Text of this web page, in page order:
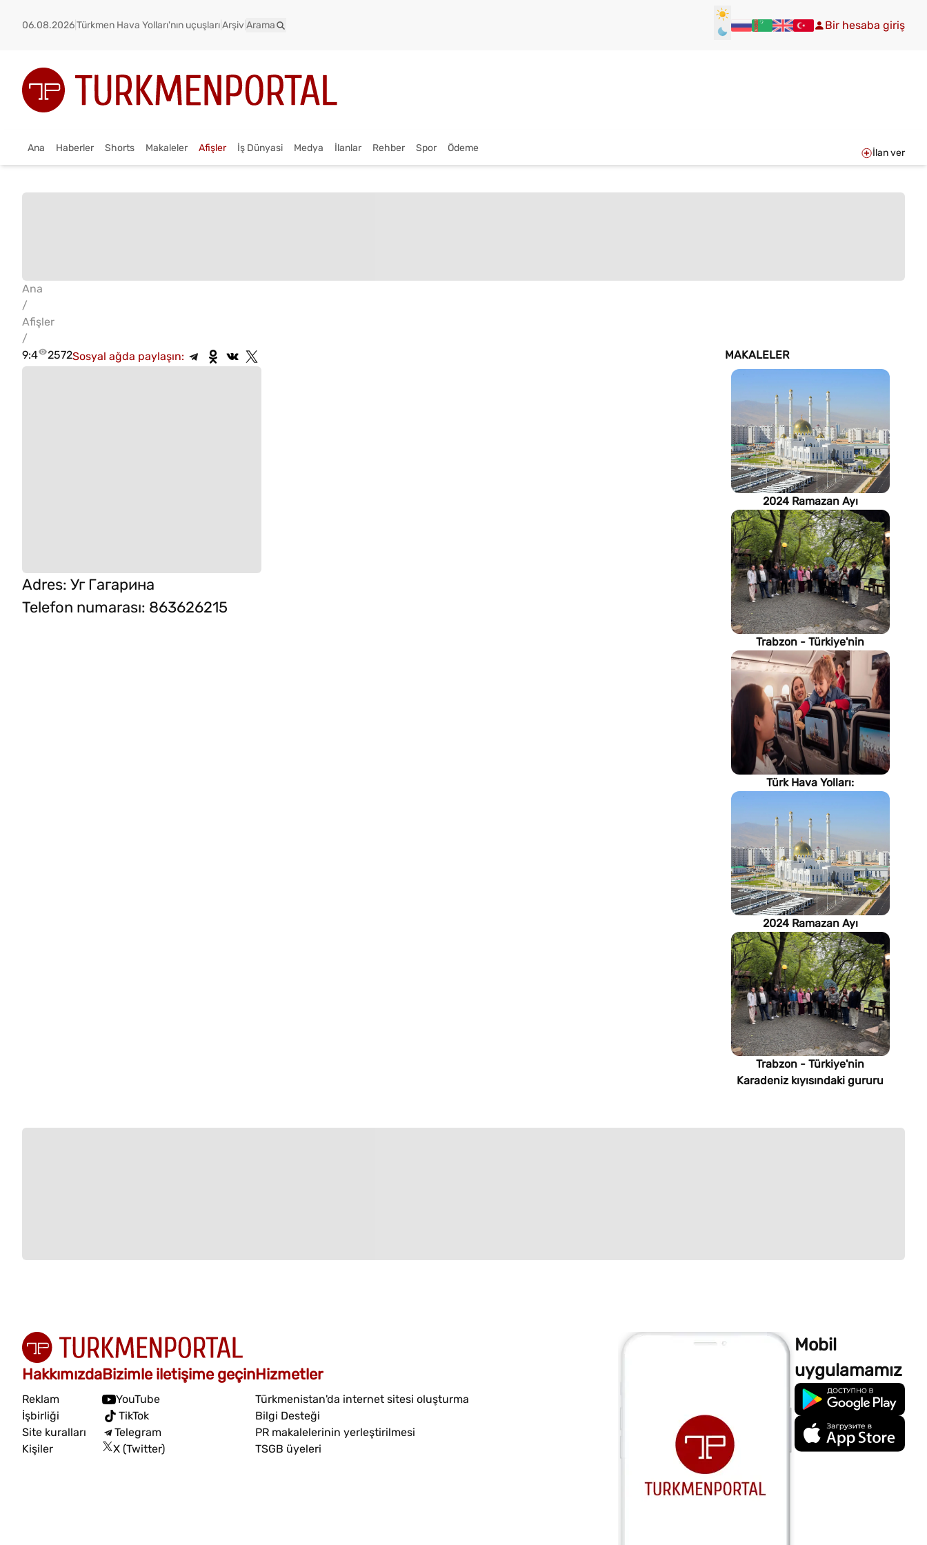
06.08.2026Türkmen Hava Yolları'nın uçuşlarıArşiv Arama Bir hesaba giriş
Ana Haberler Shorts Makaleler Afişler İş Dünyasi Medya İlanlar Rehber Spor Ödeme İlan ver
Ana
/
Afişler
/
9:4
2572Sosyal ağda paylaşın:
Adres: Уг Гагарина
Telefon numarası: 863626215
MAKALELER
2024 Ramazan Ayı
imsakiyesi (Türkmenistan)
Trabzon - Türkiye'nin
Karadeniz kıyısındaki gururu
Türk Hava Yolları:
2024 Ramazan Ayı
imsakiyesi (Türkmenistan)
Trabzon - Türkiye'nin
Karadeniz kıyısındaki gururu
Hakkımızda
Reklam
İşbirliği
Site kuralları
Kişiler
Bizimle iletişime geçin
YouTube
TikTok
Telegram
X (Twitter)
Hizmetler
Türkmenistan'da internet sitesi oluşturma
Bilgi Desteği
PR makalelerinin yerleştirilmesi
TSGB üyeleri
Mobil
uygulamamız